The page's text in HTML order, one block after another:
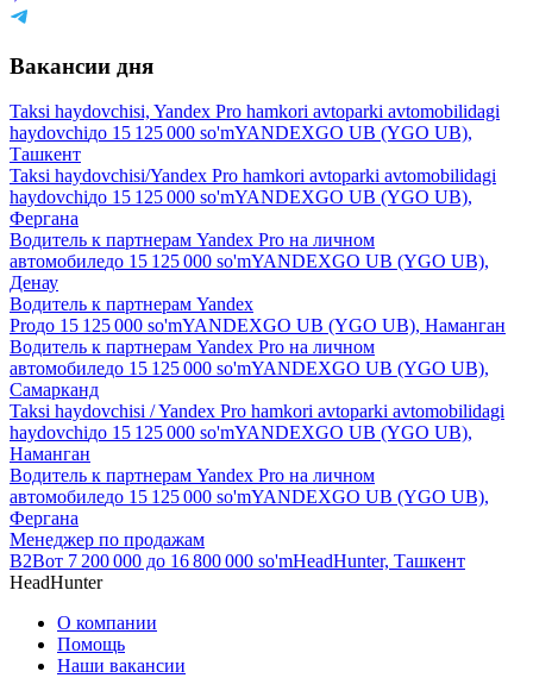
Вакансии дня
Taksi haydovchisi, Yandex Pro hamkori avtoparki avtomobilidagi
haydovchiдо 15 125 000 so'mYANDEXGO UB (YGO UB),
Ташкент
Taksi haydovchisi/Yandex Pro hamkori avtoparki avtomobilidagi
haydovchiдо 15 125 000 so'mYANDEXGO UB (YGO UB),
Фергана
Водитель к партнерам Yandex Pro на личном
автомобиледо 15 125 000 so'mYANDEXGO UB (YGO UB),
Денау
Водитель к партнерам Yandex
Proдо 15 125 000 so'mYANDEXGO UB (YGO UB), Наманган
Водитель к партнерам Yandex Pro на личном
автомобиледо 15 125 000 so'mYANDEXGO UB (YGO UB),
Самарканд
Taksi haydovchisi / Yandex Pro hamkori avtoparki avtomobilidagi
haydovchiдо 15 125 000 so'mYANDEXGO UB (YGO UB),
Наманган
Водитель к партнерам Yandex Pro на личном
автомобиледо 15 125 000 so'mYANDEXGO UB (YGO UB),
Фергана
Менеджер по продажам
B2Bот 7 200 000 до 16 800 000 so'mHeadHunter, Ташкент
HeadHunter
О компании
Помощь
Наши вакансии